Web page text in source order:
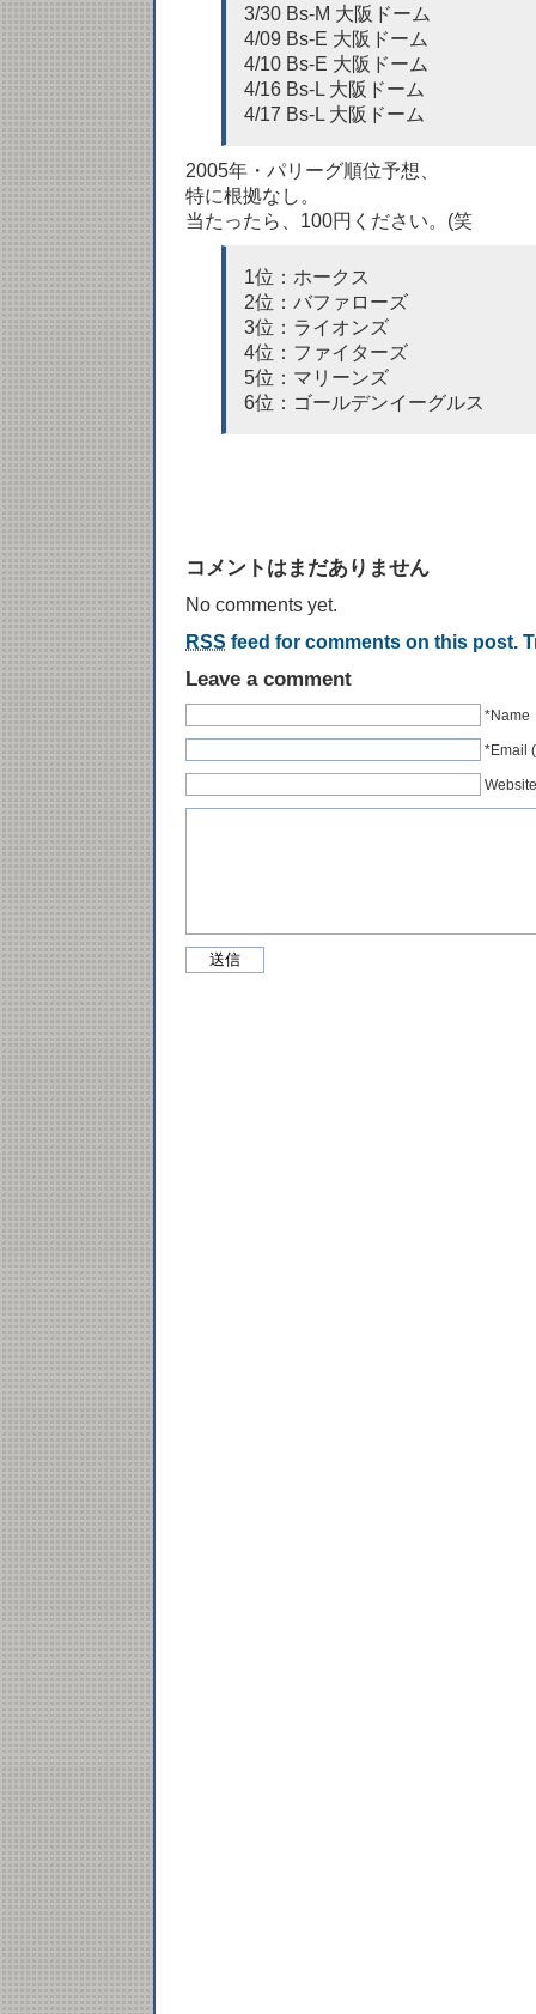
3/30 Bs-M 大阪ドーム
4/09 Bs-E 大阪ドーム
4/10 Bs-E 大阪ドーム
4/16 Bs-L 大阪ドーム
4/17 Bs-L 大阪ドーム
2005年・パリーグ順位予想、
特に根拠なし。
当たったら、100円ください。(笑
1位：ホークス
2位：バファローズ
3位：ライオンズ
4位：ファイターズ
5位：マリーンズ
6位：ゴールデンイーグルス
コメントはまだありません
No comments yet.
RSS feed for comments on this post.
Leave a comment
*Name
*Email
Website